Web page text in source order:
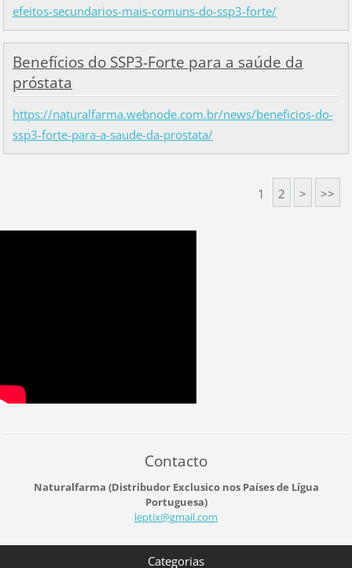
efeitos-secundarios-mais-comuns-do-ssp3-forte/
Benefícios do SSP3-Forte para a saúde da
próstata
https://naturalfarma.webnode.com.br/news/beneficios-do-
ssp3-forte-para-a-saude-da-prostata/
1 2 > >>
Contacto
Naturalfarma (Distribudor Exclusico nos Países de Lígua
Portuguesa)
leptix@gmail.com
Categorias